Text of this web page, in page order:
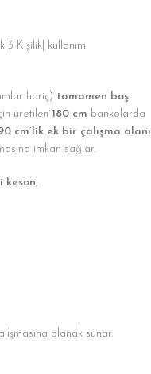
Kişilik| kullanım
hariç) tamamen boş
üretilen 180 cm bankolarda
cm’lik ek bir çalışma alanı
imkan sağlar.
keson,
olanak sunar.